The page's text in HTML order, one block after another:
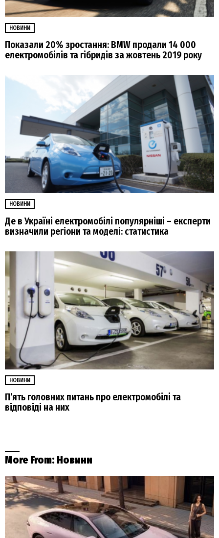
НОВИНИ
Показали 20% зростання: BMW продали 14 000
електромобілів та гібридів за жовтень 2019 року
НОВИНИ
Де в Україні електромобілі популярніші – експерти
визначили регіони та моделі: статистика
НОВИНИ
П’ять головних питань про електромобілі та
відповіді на них
More From: Новини